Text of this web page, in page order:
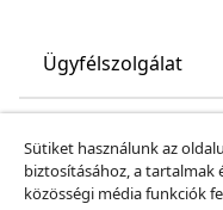
Ügyfélszolgálat
vidaXL
Sütiket használunk az
biztosításához, a tartalmak
közösségi média funkciók